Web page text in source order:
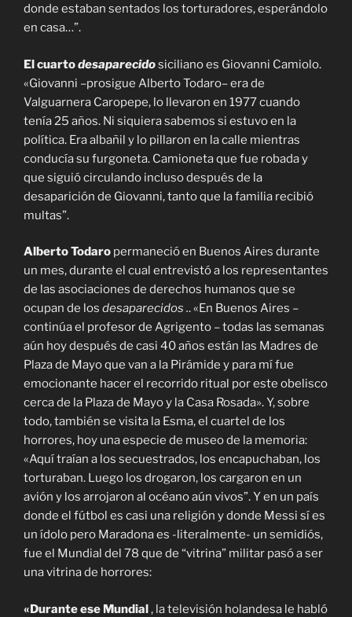
donde estaban sentados los torturadores, esperándolo
en casa…”.
El cuartodesaparecidosiciliano es Giovanni Camiolo.
«Giovanni –prosigue Alberto Todaro– era de
Valguarnera Caropepe, lo llevaron en 1977 cuando
tenía 25 años. Ni siquiera sabemos si estuvo en la
política. Era albañil y lo pillaron en la calle mientras
conducía su furgoneta. Camioneta que fue robada y
que siguió circulando incluso después de la
desaparición de Giovanni, tanto que la familia recibió
multas”.
Alberto Todaro permaneció en Buenos Aires durante
un mes, durante el cual entrevistó a los representantes
de las asociaciones de derechos humanos que se
ocupan de los desaparecidos .. «En Buenos Aires –
continúa el profesor de Agrigento – todas las semanas
aún hoy después de casi 40 años están las Madres de
Plaza de Mayo que van a la Pirámide y para mí fue
emocionante hacer el recorrido ritual por este obelisco
cerca de la Plaza de Mayo y la Casa Rosada». Y, sobre
todo, también se visita la Esma, el cuartel de los
horrores, hoy una especie de museo de la memoria:
«Aquí traían a los secuestrados, los encapuchaban, los
torturaban. Luego los drogaron, los cargaron en un
avión y los arrojaron al océano aún vivos”. Y en un país
donde el fútbol es casi una religión y donde Messi sí es
un ídolo pero Maradona es -literalmente- un semidiós,
fue el Mundial del 78 que de “vitrina” militar pasó a ser
una vitrina de horrores:
«Durante ese Mundial, la televisión holandesa le habló